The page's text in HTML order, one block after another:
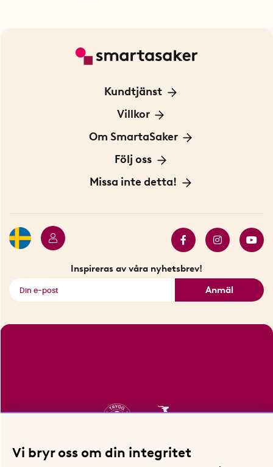
Kundtjänst
Kontakta oss
För Företag
Villkor
Frakt och leverans
Personuppgiftspolicy
Om SmartaSaker
Om oss
Vår historia
Följ oss
Blogg: Smarta tips
Missa inte detta!
Inspireras av våra nyhetsbrev!
Anmäl
Vi bryr oss om din integritet